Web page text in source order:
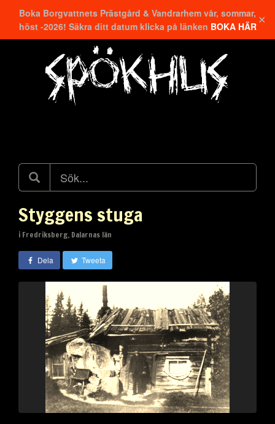
Boka Borgvattnets Prästgård & Vandrarhem vår, sommar,
höst -2026! Säkra ditt datum klicka på länken BOKA HÄR ✕
Styggens stuga
i Fredriksberg, Dalarnas län
Dela Tweeta